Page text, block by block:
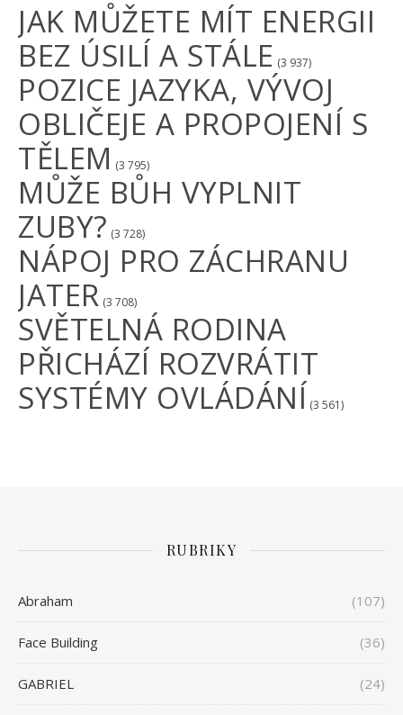
JAK MŮŽETE MÍT ENERGII
BEZ ÚSILÍ A STÁLE (3 937)
POZICE JAZYKA, VÝVOJ
OBLIČEJE A PROPOJENÍ S
TĚLEM (3 795)
MŮŽE BŮH VYPLNIT
ZUBY? (3 728)
NÁPOJ PRO ZÁCHRANU
JATER (3 708)
SVĚTELNÁ RODINA
PŘICHÁZÍ ROZVRÁTIT
SYSTÉMY OVLÁDÁNÍ (3 561)
RUBRIKY
Abraham (107)
Face Building (36)
GABRIEL (24)